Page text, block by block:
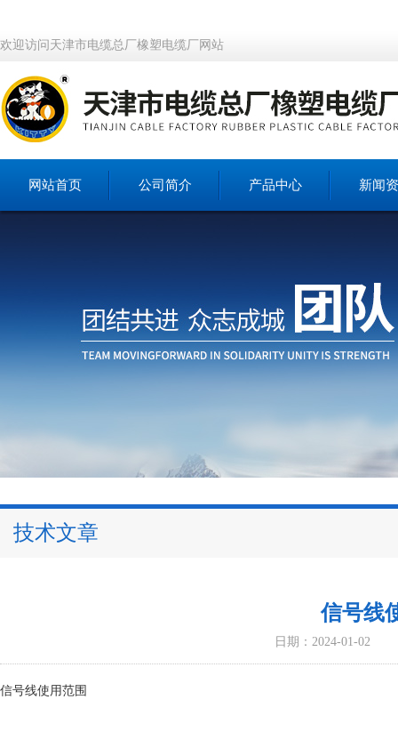
欢迎访问天津市电缆总厂橡塑电缆厂网站
网站首页 公司简介 产品中心 新闻
技术文章
信号线
日期：2024-01-02
信号线使用范围